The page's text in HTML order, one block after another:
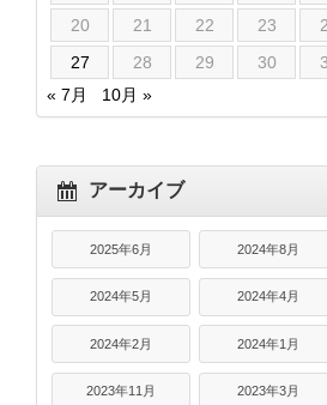
20
21 22 23
27
28 29 30
« 7月
10月 »
アーカイブ
2025年6月 2024年8月
2024年5月 2024年4月
2024年2月 2024年1月
2023年11月 2023年3月